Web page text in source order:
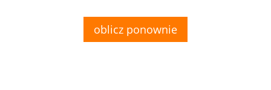
oblicz ponownie